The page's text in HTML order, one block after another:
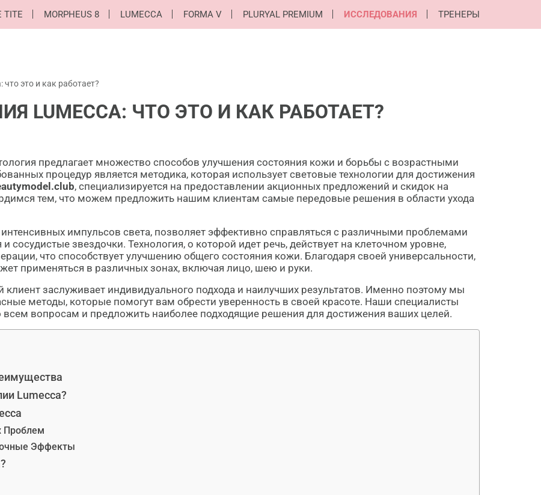
TITE MORPHEUS 8 LUMECCA FORMA V PLURYAL PREMIUM ИССЛЕДОВАНИЯ ТРЕНЕРЫ
это и как работает?
LUMECCA: ЧТО ЭТО И КАК РАБОТАЕТ?
предлагает множество способов улучшения состояния кожи и борьбы с возрастными
процедур является методика, которая использует световые технологии для достижения
, специализируется на предоставлении акционных предложений и скидок на
тем, что можем предложить нашим клиентам самые передовые решения в области ухода
импульсов света, позволяет эффективно справляться с различными проблемами
звездочки. Технология, о которой идет речь, действует на клеточном уровне,
что способствует улучшению общего состояния кожи. Благодаря своей универсальности,
применяться в различных зонах, включая лицо, шею и руки.
заслуживает индивидуального подхода и наилучших результатов. Именно поэтому мы
методы, которые помогут вам обрести уверенность в своей красоте. Наши специалисты
всем вопросам и предложить наиболее подходящие решения для достижения ваших целей.
Lumecca?
Проблем
Эффекты